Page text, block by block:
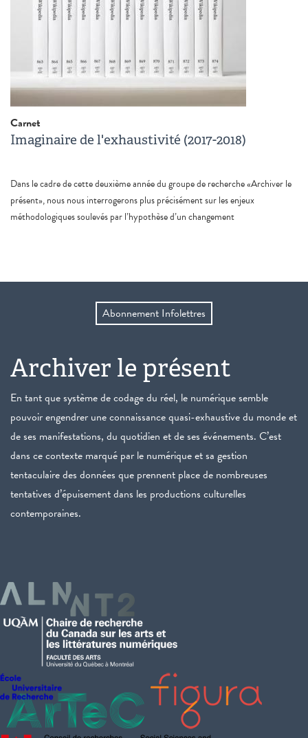
Carnet
Imaginaire de l'exhaustivité (2017-2018)
Dans le cadre de cette deuxième année du groupe de recherche «Archiver le
présent», nous nous interrogerons plus précisément sur les enjeux
méthodologiques soulevés par l’hypothèse d’un changement
Abonnement Infolettres
Archiver le présent
En tant que système de codage du réel, le numérique semble
pouvoir engendrer une connaissance quasi-exhaustive du monde et
de ses manifestations, du quotidien et de ses événements. C’est
dans ce contexte marqué par le numérique et sa gestion
tentaculaire des données que prennent place de nombreuses
tentatives d’épuisement dans les productions culturelles
contemporaines.